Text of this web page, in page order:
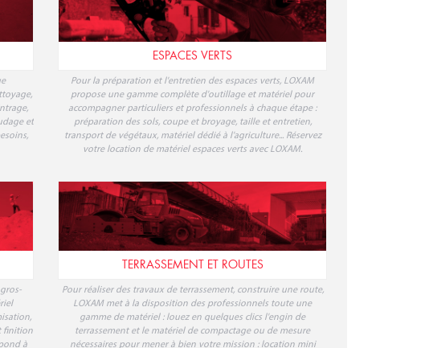
et
ESPACES VERTS
Pour la préparation et l'entretien des espaces verts, LOXAM
propose une gamme complète d'outillage et matériel pour
accompagner particuliers et professionnels à chaque étape :
préparation des sols, coupe et broyage, taille et entretien,
transport de végétaux, matériel dédié à l'agriculture... Réservez
votre location de matériel espaces verts avec LOXAM.
finition
à
TERRASSEMENT ET ROUTES
Pour réaliser des travaux de terrassement, construire une route,
LOXAM met à la disposition des professionnels toute une
gamme de matériel : louez en quelques clics l'engin de
terrassement et le matériel de compactage ou de mesure
nécessaires pour mener à bien votre mission : location mini